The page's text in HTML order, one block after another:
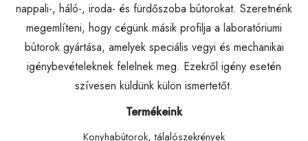
nappali-, háló-, iroda- és fürdőszoba bútorokat. Szeretnénk
megemlíteni, hogy cégünk másik profilja a laboratóriumi
bútorok gyártása, amelyek speciális vegyi és mechanikai
igénybevételeknek felelnek meg. Ezekről igény esetén
szívesen küldünk külön ismertetőt.
Termékeink
Konyhabútorok, tálalószekrények